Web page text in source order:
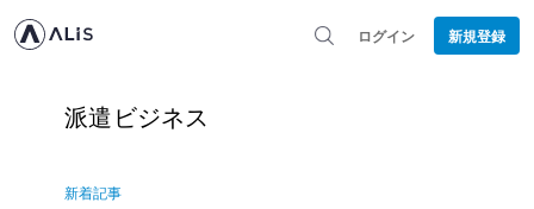
ログイン 新規登録
派遣ビジネス
新着記事